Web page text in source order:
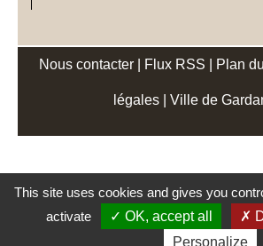
Nous contacter Flux RSS Plan
légales Ville de
This site uses cookies and gives you
activate
OK, accept all
Personalize